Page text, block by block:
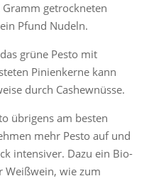
getrockneten
Pfund Nudeln.
grüne Pesto mit
Pinienkerne kann
durch Cashewnüsse.
übrigens am besten
mehr Pesto auf und
intensiver. Dazu ein Bio-
Weißwein, wie zum